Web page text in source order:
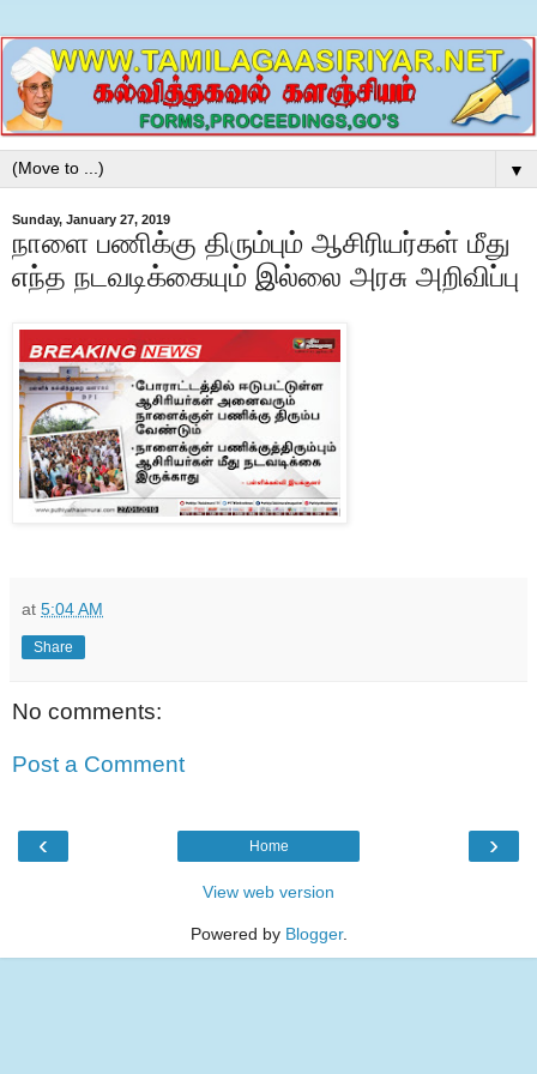
▼
Sunday, January 27, 2019
நாளை பணிக்கு திரும்பும் ஆசிரியர்கள் மீது
எந்த நடவடிக்கையும் இல்லை அரசு அறிவிப்பு
at 5:04 AM
Share
No comments:
Post a Comment
‹ ›
Home
View web version
Powered by Blogger.